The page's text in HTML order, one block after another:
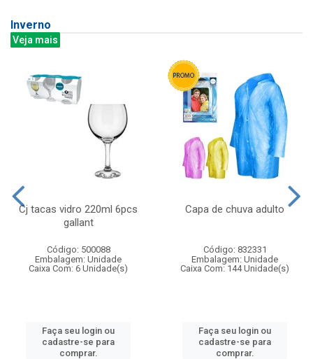
Inverno
Veja mais
Cj tacas vidro 220ml 6pcs
gallant
Código: 500088
Embalagem: Unidade
Caixa Com: 6 Unidade(s)
Faça seu login ou
cadastre-se para
comprar.
Capa de chuva adulto
Código: 832331
Embalagem: Unidade
Caixa Com: 144 Unidade(s)
Faça seu login ou
cadastre-se para
comprar.